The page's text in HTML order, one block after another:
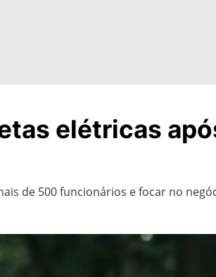
elétricas
de 500 funcionários e focar no